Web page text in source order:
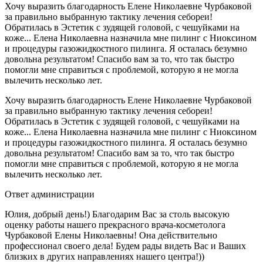
Хочу выразить благодарность Елене Николаевне Чурбаковой
за правильно выбранную тактику лечения себореи!
Обратилась в Эстетик с зудящей головой, с чешуйками на
коже... Елена Николаевна назначила мне пилинг с Ниоксином
и процедуры газожидкостного пилинга. Я осталась безумно
довольна результатом! Спасибо вам за то, что так быстро
помогли мне справиться с проблемой, которую я не могла
вылечить несколько лет.
Хочу выразить благодарность Елене Николаевне Чурбаковой
за правильно выбранную тактику лечения себореи!
Обратилась в Эстетик с зудящей головой, с чешуйками на
коже... Елена Николаевна назначила мне пилинг с Ниоксином
и процедуры газожидкостного пилинга. Я осталась безумно
довольна результатом! Спасибо вам за то, что так быстро
помогли мне справиться с проблемой, которую я не могла
вылечить несколько лет.
Ответ администрации
Юлия, добрый день!) Благодарим Вас за столь высокую
оценку работы нашего прекрасного врача-косметолога
Чурбаковой Елены Николаевны! Она действительно
профессионал своего дела! Будем рады видеть Вас и Ваших
близких в других направлениях нашего центра!))